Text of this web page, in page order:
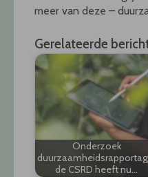
meer van deze –
Gerelateerde
Onderzoek
de CSRD heeft nu…